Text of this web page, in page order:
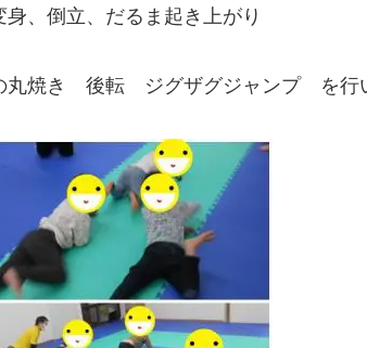
、倒立、だるま起き上がり
丸焼き 後転 ジグザグジャンプ を行